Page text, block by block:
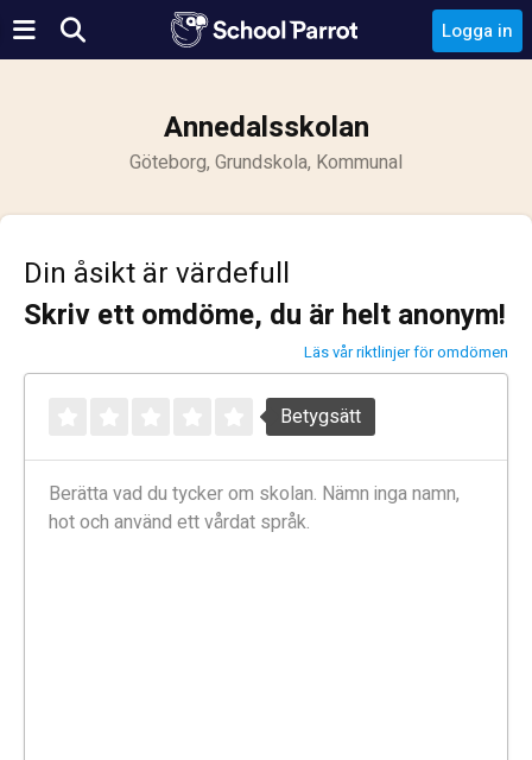
Logga in
Annedalsskolan
Göteborg, Grundskola, Kommunal
Din åsikt är värdefull
Skriv ett omdöme, du är helt anonym!
Läs vår riktlinjer för omdömen
Betygsätt